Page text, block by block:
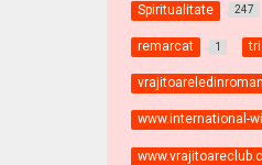
Spiritualitate 247
remarcat 1
www.international-